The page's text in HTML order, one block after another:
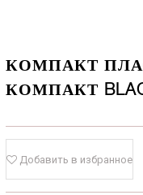
КОМПАКТ
КОМПАКТ
Добавить в избранное